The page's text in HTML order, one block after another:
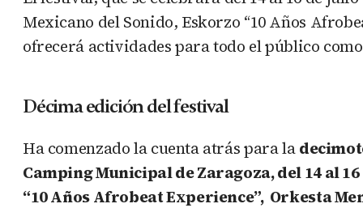
Mexicano del Sonido, Eskorzo “10 Años
ofrecerá actividades para todo el público
Décima edición del festival
Ha comenzado la cuenta atrás para la
Camping Municipal de Zaragoza, del 14 al
“10 Años Afrobeat Experience”, Orkesta